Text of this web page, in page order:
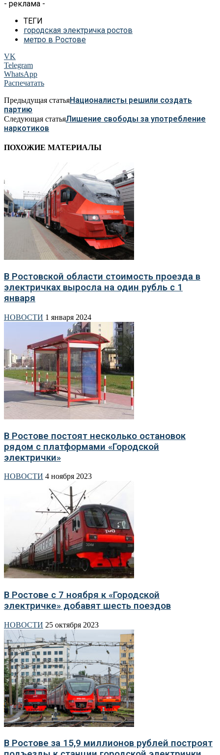
- реклама -
ТЕГИ
городская электричка ростов
метро в Ростове
VK
Telegram
WhatsApp
Распечатать
Предыдущая статьяНационалисты решили создать
партию
Следующая статьяЛишение свободы за употребление
наркотиков
ПОХОЖИЕ МАТЕРИАЛЫ
В Ростовской области стоимость проезда в
электричках выросла на один рубль с 1
января
НОВОСТИ 1 января 2024
В Ростове постоят несколько остановок
рядом с платформами «Городской
электрички»
НОВОСТИ 4 ноября 2023
В Ростове с 7 ноября к «Городской
электричке» добавят шесть поездов
НОВОСТИ 25 октября 2023
В Ростове за 15,9 миллионов рублей построят